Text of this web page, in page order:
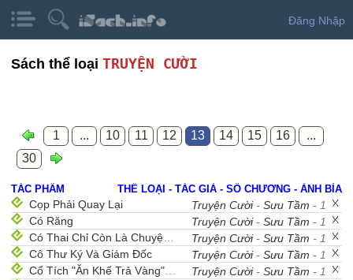
Đăng Nhập
Sách thể loại TRUYỆN CƯỜI
1 ... 10 11 12 13 14 15 16
...
30
TÁC PHẨM THỂ LOẠI - TÁC GIẢ - SỐ CHƯƠNG - ẢNH BÌA
Cọp Phải Quay Lại Truyện Cười- Sưu Tầm - 1
Có Răng
Truyện Cười- Sưu Tầm - 1
Có Thai Chỉ Còn Là Chuyện Nhỏ
Truyện Cười- Sưu Tầm - 1
Cô Thư Ký Và Giám Đốc
Truyện Cười- Sưu Tầm - 1
Cổ Tích "Ăn Khế Trả Vàng" Thời Nay
Truyện Cười- Sưu Tầm - 1